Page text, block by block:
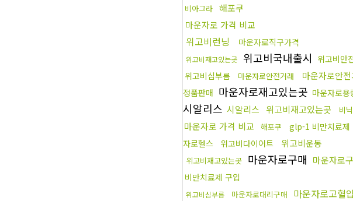
비아그라 해포쿠
마운자로 가격 비교
위고비런닝 마운자로직구가격
위고비재고있는곳 위고비국내출시 위고비안
위고비심부름 마운자로안전거래 마운자로안
정품판매 마운자로재고있는곳 마운자로용
시알리스 시알리스 위고비재고있는곳 비
마운자로 가격 비교 해포쿠 glp-1 비만치료제
자로헬스
위고비다이어트 위고비운동
위고비재고있는곳 마운자로구매 마운자로
비만치료제 구입
위고비심부름 마운자로대리구매 마운자로고혈